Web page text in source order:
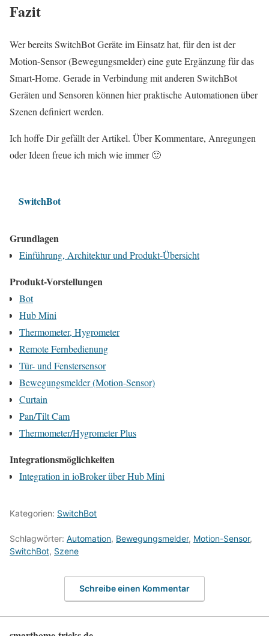
Fazit
Wer bereits SwitchBot Geräte im Einsatz hat, für den ist der
Motion-Sensor (Bewegungsmelder) eine gute Ergänzung für das
Smart-Home. Gerade in Verbindung mit anderen SwitchBot
Geräten und Sensoren können hier praktische Automationen über
Szenen definiert werden.
Ich hoffe Dir gefällt der Artikel. Über Kommentare, Anregungen
oder Ideen freue ich mich wie immer 🙂
SwitchBot
Grundlagen
Einführung, Architektur und Produkt-Übersicht
Produkt-Vorstellungen
Bot
Hub Mini
Thermometer, Hygrometer
Remote Fernbedienung
Tür- und Fenstersensor
Bewegungsmelder (Motion-Sensor)
Curtain
Pan/Tilt Cam
Thermometer/Hygrometer Plus
Integrationsmöglichkeiten
Integration in ioBroker über Hub Mini
Kategorien: SwitchBot
Schlagwörter: Automation, Bewegungsmelder, Motion-Sensor,
SwitchBot, Szene
Schreibe einen Kommentar